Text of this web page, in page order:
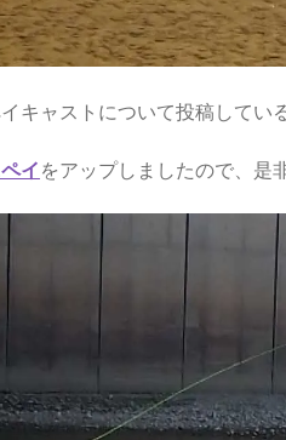
キャストについて投稿してい
イ をアップしましたので、是